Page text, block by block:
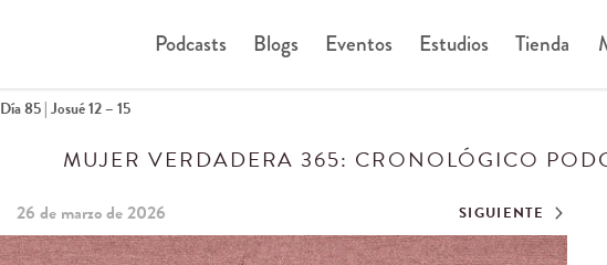
Podcasts Blogs Eventos Estudios Tienda
Día 85 | Josué 12 – 15
MUJER VERDADERA 365: CRONOLÓGICO
26 de marzo de 2026 SIGUIENTE